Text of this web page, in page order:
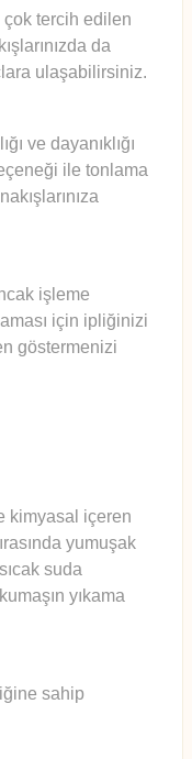
tercih edilen
da
ulaşabilirsiniz.
ve dayanıklığı
ile tonlama
işleme
için ipliğinizi
göstermenizi
kimyasal içeren
yumuşak
suda
yıkama
sahip